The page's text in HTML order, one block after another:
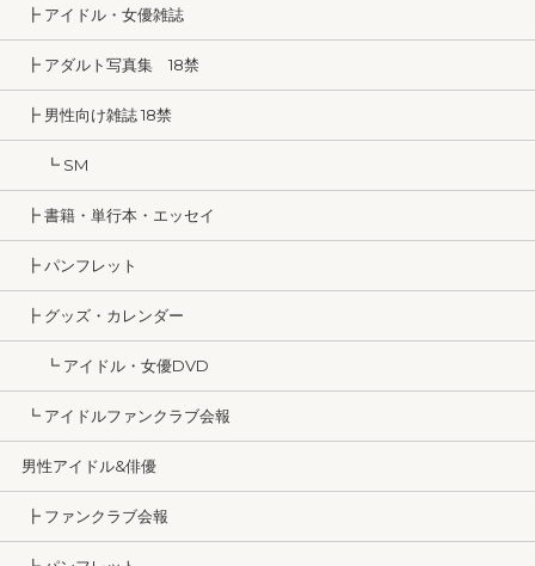
┣ アイドル・女優雑誌
┣ アダルト写真集 18禁
┣ 男性向け雑誌 18禁
┗ SM
┣ 書籍・単行本・エッセイ
┣ パンフレット
┣ グッズ・カレンダー
┗ アイドル・女優DVD
┗ アイドルファンクラブ会報
男性アイドル&俳優
┣ ファンクラブ会報